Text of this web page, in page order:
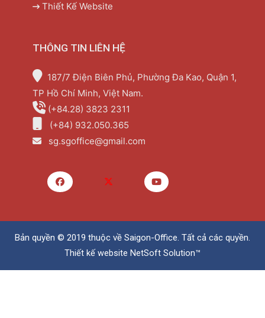
Thiết Kế Website
THÔNG TIN LIÊN HỆ
187/7 Điện Biên Phủ, Phường Đa Kao, Quận 1,
TP Hồ Chí Minh, Việt Nam.
(+84.28) 3823 2311
(+84) 932.050.365
sg.sgoffice@gmail.com
Bản quyền © 2019 thuộc về Saigon-Office. Tất cả các quyền.
Thiết kế website NetSoft Solution™